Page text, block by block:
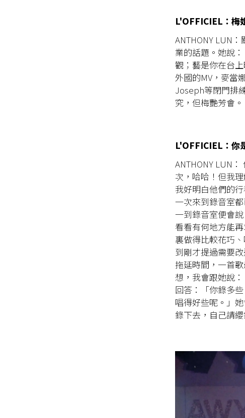
L'OFFICIEL：梅
ANTHONY LUN
業的話題。她說
觀；藝是你在台
外國的MV，麥當
Joseph等閉門排
究，但梅艷芳會。
L'OFFICIEL：你
ANTHONY LUN
次，哈哈！但我
我好明白他們的
一次來到錄音室
一到錄音室便會
看看有何地方能
裏做得比較花巧
到剛才提過需要
拖延時間，一首
想，我會跟她說
回答：「你錄多
唱得好些呢。」
錄下去，自己請纓